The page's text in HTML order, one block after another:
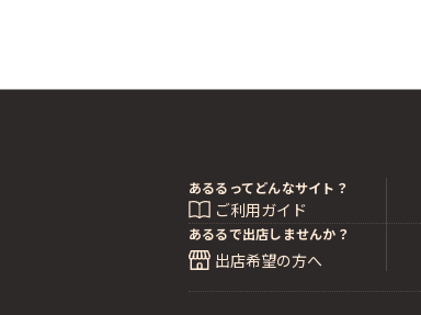
あるるってどんなサイト？
ご利用ガイド
あるるで出店しませんか？
出店希望の方へ